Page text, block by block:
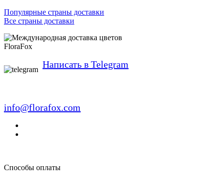
Популярные страны доставки
Все страны доставки
FloraFox
Написать в Telegram
info@florafox.com
Способы оплаты